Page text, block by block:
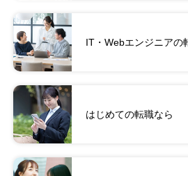
IT・Webエンジニアの
はじめての転職なら